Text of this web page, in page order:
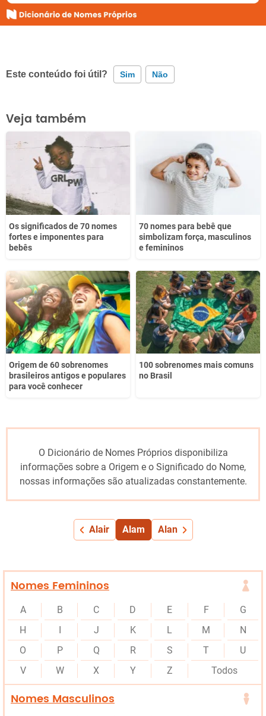
Este conteúdo foi útil? Sim Não
Este conteúdo contém informação incorreta
Este conteúdo não tem a informação que procuro
Outro
Veja também
Os significados de 70 nomes
fortes e imponentes para
bebês
70 nomes para bebê que
simbolizam força, masculinos
e femininos
Origem de 60 sobrenomes
brasileiros antigos e populares
para você conhecer
100 sobrenomes mais comuns
no Brasil
O Dicionário de Nomes Próprios disponibiliza
informações sobre a Origem e o Significado do Nome,
nossas informações são atualizadas constantemente.
Alair Alam Alan
Nomes Femininos
A B C D E F
G
H
I J K L M
N
O
P Q R S T
U
V
W X Y Z Todos
Nomes Masculinos